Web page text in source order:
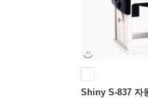
Shiny S-837 자